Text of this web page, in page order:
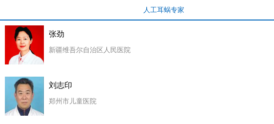
人工耳蜗专家
张劲
新疆维吾尔自治区人民医院
刘志印
郑州市儿童医院